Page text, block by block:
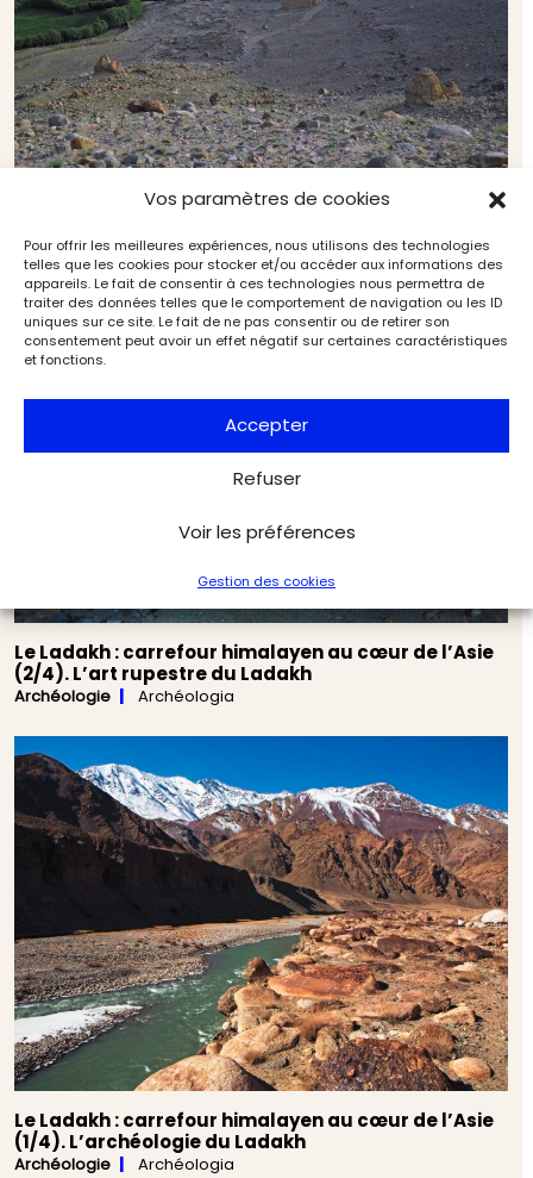
Vos paramètres de cookies
Pour offrir les meilleures expériences, nous utilisons des technologies
telles que les cookies pour stocker et/ou accéder aux informations des
appareils. Le fait de consentir à ces technologies nous permettra de
traiter des données telles que le comportement de navigation ou les ID
uniques sur ce site. Le fait de ne pas consentir ou de retirer son
consentement peut avoir un effet négatif sur certaines caractéristiques
et fonctions.
Accepter
Refuser
Voir les préférences
Gestion des cookies
Le Ladakh : carrefour himalayen au cœur de l’Asie
Archéologie Archéologia
Le Ladakh : carrefour himalayen au cœur de l’Asie
(2/4). L’art rupestre du Ladakh
Archéologie Archéologia
Le Ladakh : carrefour himalayen au cœur de l’Asie
(1/4). L’archéologie du Ladakh
Archéologie Archéologia